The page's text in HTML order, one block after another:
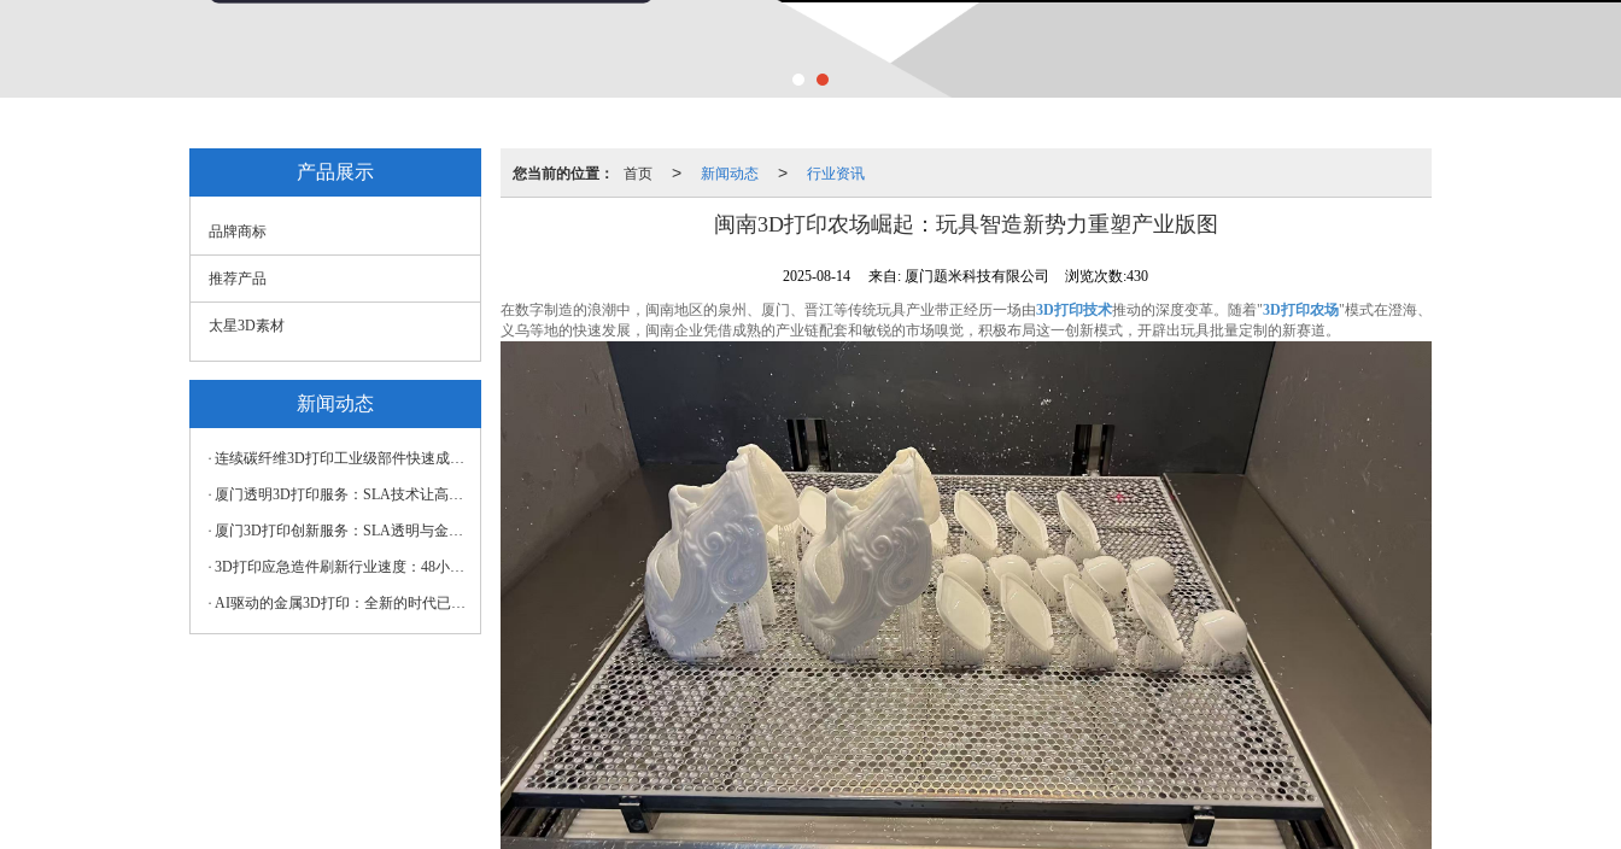
您当前的位置： 首页 > 新闻动态 > 行业资讯
闽南3D打印农场崛起：玩具智造新势力重塑产业版图
2025-08-14 来自: 厦门题米科技有限公司
浏览次数:430
在数字制造的浪潮中，闽南地区的泉州、厦门、晋江等传统玩具产业带正经历一场由3D打印技术推动的深度变革。随着"3D打印农场"模式在澄海、
义乌等地的快速发展，闽南企业凭借成熟的产业链配套和敏锐的市场嗅觉，积极布局这一创新模式，开辟出玩具批量定制的新赛道。
产品展示
品牌商标
推荐产品
太星3D素材
新闻动态
连续碳纤维3D打印工业级部件快速成型服务
厦门透明3D打印服务：SLA技术让高透光原型一步到位
厦门3D打印创新服务：SLA透明与金属精密成型解决方案
3D打印应急造件刷新行业速度：48小时为工业抢修“抢回”百万损失
AI驱动的金属3D打印：全新的时代已然到来